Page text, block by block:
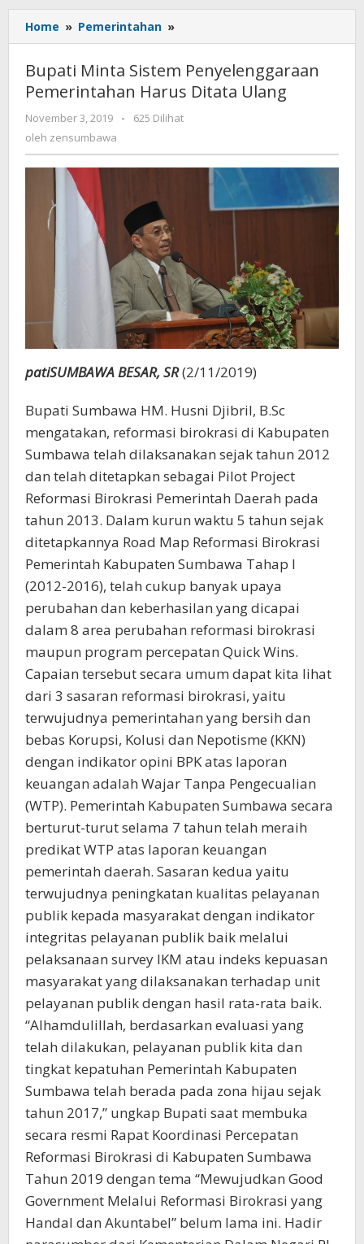
Home » Pemerintahan »
Minta
Penyelenggaraan
Pemerintahan
Harus
Bupati Minta Sistem Penyelenggaraan
Pemerintahan Harus Ditata Ulang
November 3, 2019
oleh
-
625 Dilihat
oleh zensumbawa
patiSUMBAWA BESAR, SR(2/11/2019)
Bupati Sumbawa HM. Husni Djibril, B.Sc
mengatakan, reformasi birokrasi di Kabupaten
Sumbawa telah dilaksanakan sejak tahun 2012
dan telah ditetapkan sebagai Pilot Project
Reformasi Birokrasi Pemerintah Daerah pada
tahun 2013. Dalam kurun waktu 5 tahun sejak
ditetapkannya Road Map Reformasi Birokrasi
Pemerintah Kabupaten Sumbawa Tahap I
(2012-2016), telah cukup banyak upaya
perubahan dan keberhasilan yang dicapai
dalam 8 area perubahan reformasi birokrasi
maupun program percepatan Quick Wins.
Capaian tersebut secara umum dapat kita lihat
dari 3 sasaran reformasi birokrasi, yaitu
terwujudnya pemerintahan yang bersih dan
bebas Korupsi, Kolusi dan Nepotisme (KKN)
dengan indikator opini BPK atas laporan
keuangan adalah Wajar Tanpa Pengecualian
(WTP). Pemerintah Kabupaten Sumbawa secara
berturut-turut selama 7 tahun telah meraih
predikat WTP atas laporan keuangan
pemerintah daerah. Sasaran kedua yaitu
terwujudnya peningkatan kualitas pelayanan
publik kepada masyarakat dengan indikator
integritas pelayanan publik baik melalui
pelaksanaan survey IKM atau indeks kepuasan
masyarakat yang dilaksanakan terhadap unit
pelayanan publik dengan hasil rata-rata baik.
“Alhamdulillah, berdasarkan evaluasi yang
telah dilakukan, pelayanan publik kita dan
tingkat kepatuhan Pemerintah Kabupaten
Sumbawa telah berada pada zona hijau sejak
tahun 2017,” ungkap Bupati saat membuka
secara resmi Rapat Koordinasi Percepatan
Reformasi Birokrasi di Kabupaten Sumbawa
Tahun 2019 dengan tema “Mewujudkan Good
Government Melalui Reformasi Birokrasi yang
Handal dan Akuntabel” belum lama ini. Hadir